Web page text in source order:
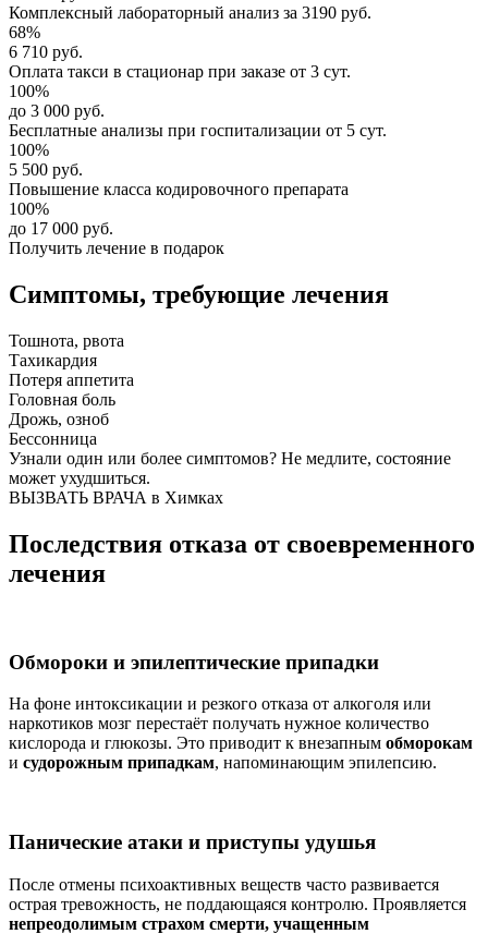
Комплексный лабораторный анализ за 3190 руб.
68%
6 710 руб.
Оплата такси в стационар при заказе от 3 сут.
100%
до 3 000 руб.
Бесплатные анализы при госпитализации от 5 сут.
100%
5 500 руб.
Повышение класса кодировочного препарата
100%
до 17 000 руб.
Получить лечение в подарок
Симптомы, требующие лечения
Тошнота, рвота
Тахикардия
Потеря аппетита
Головная боль
Дрожь, озноб
Бессонница
Узнали один или более симптомов? Не медлите, состояние
может ухудшиться.
ВЫЗВАТЬ ВРАЧА в Химках
Последствия отказа от своевременного
лечения
Обмороки и эпилептические припадки
На фоне интоксикации и резкого отказа от алкоголя или
наркотиков мозг перестаёт получать нужное количество
кислорода и глюкозы. Это приводит к внезапным обморокам
и судорожным припадкам, напоминающим эпилепсию.
Панические атаки и приступы удушья
После отмены психоактивных веществ часто развивается
острая тревожность, не поддающаяся контролю. Проявляется
непреодолимым страхом смерти, учащенным